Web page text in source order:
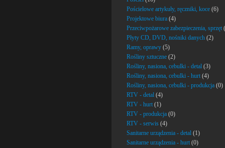
Pościelowe artykuły, ręczniki, koce (6)
Projektowe biura (4)
Przeciwpożarowe zabezpieczenia, sprzęt
Płyty CD, DVD, nośniki danych (2)
Ramy, oprawy (5)
Rośliny sztuczne (2)
Rośliny, nasiona, cebulki - detal (3)
Rośliny, nasiona, cebulki - hurt (4)
Rośliny, nasiona, cebulki - produkcja (0)
RTV - detal (4)
RTV - hurt (1)
RTV - produkcja (0)
RTV - serwis (4)
Sanitarne urządzenia - detal (1)
Sanitarne urządzenia - hurt (0)